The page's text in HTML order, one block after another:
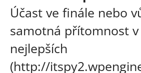
Účast ve finále nebo
samotná přítomnost v
nejlepších
(http://